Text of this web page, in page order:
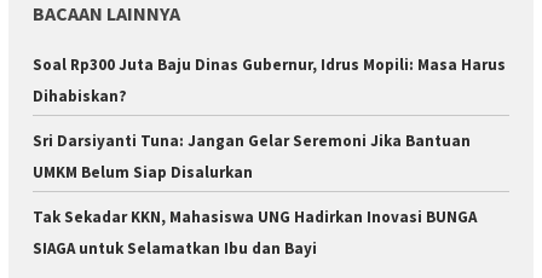
BACAAN LAINNYA
Soal Rp300 Juta Baju Dinas Gubernur, Idrus Mopili: Masa Harus
Dihabiskan?
Sri Darsiyanti Tuna: Jangan Gelar Seremoni Jika Bantuan
UMKM Belum Siap Disalurkan
Tak Sekadar KKN, Mahasiswa UNG Hadirkan Inovasi BUNGA
SIAGA untuk Selamatkan Ibu dan Bayi